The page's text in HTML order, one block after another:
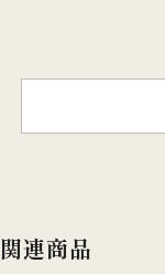
関連商品